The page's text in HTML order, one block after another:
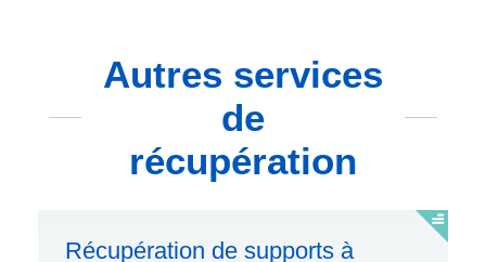
Autres services
de
récupération
Récupération de supports à